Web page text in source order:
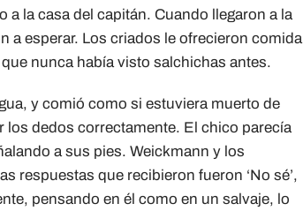
a la casa del capitán. Cuando llegaron a la
a esperar. Los criados le ofrecieron comida
nunca había visto salchichas antes.
y comió como si estuviera muerto de
los dedos correctamente. El chico parecía
a sus pies. Weickmann y los
respuestas que recibieron fueron ‘No sé’,
pensando en él como en un salvaje, lo